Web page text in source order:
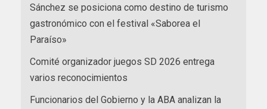
Sánchez se posiciona como destino de turismo
gastronómico con el festival «Saborea el
Paraíso»
Comité organizador juegos SD 2026 entrega
varios reconocimientos
Funcionarios del Gobierno y la ABA analizan la